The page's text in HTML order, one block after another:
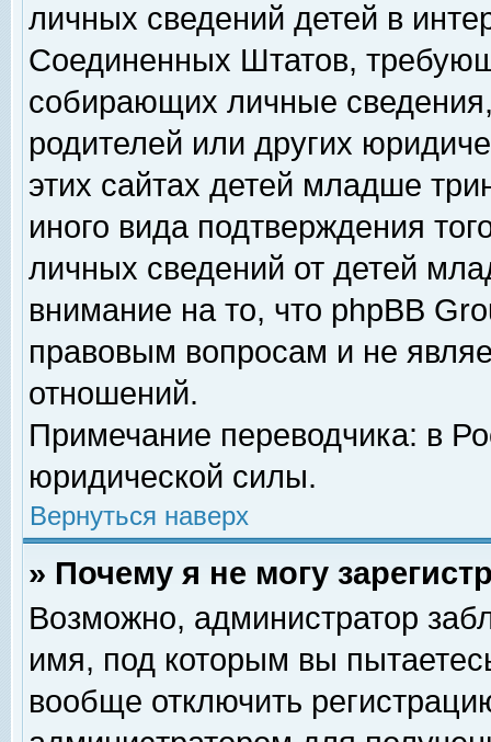
личных сведений детей в
Соединенных Штатов,
собирающих личные
родителей или других
этих сайтах детей младше
иного вида подтверждения
личных сведений от детей
внимание на то, что phpBB
правовым вопросам и не
отношений.
Примечание переводчика: в
юридической силы.
Вернуться наверх
» Почему я не могу
Возможно, администратор
имя, под которым вы
вообще отключить